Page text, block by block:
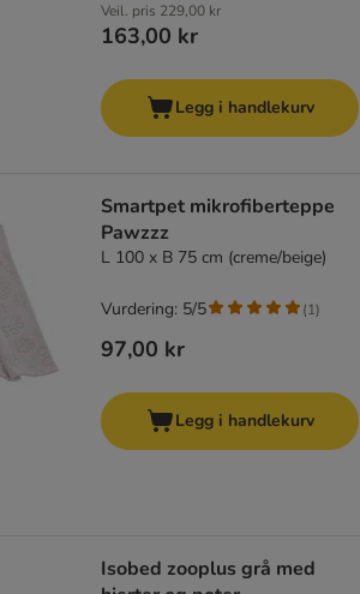
Veil. pris 229,00 kr
163,00 kr
Legg i handlekurv
Smartpet mikrofiberteppe
Pawzzz
L 100 x B 75 cm (creme/beige)
97,00 kr
Vurdering: 5/5 (1)
Legg i handlekurv
Isobed zooplus grå med